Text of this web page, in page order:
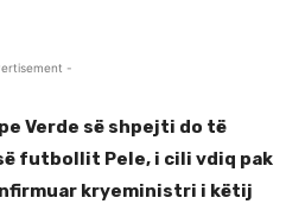
-
Verde së shpejti do të
futbollit Pele, i cili vdiq pak
kryeministri i këtij